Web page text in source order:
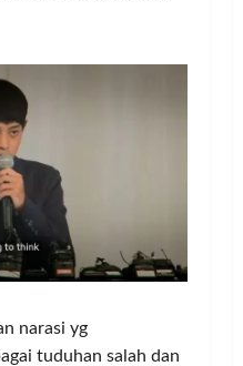
narasi yg
tuduhan salah dan